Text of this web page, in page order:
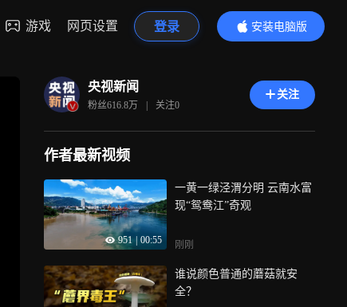
游戏 网页设置 登录
安装电脑版
内容更精彩
央视新闻
粉丝616.8万 | 关注0
关注
作者最新视频
951 00:55
一黄一绿泾渭分明 云南水富
现“鸳鸯江”奇观
刚刚
谁说颜色普通的蘑菇就安
全？